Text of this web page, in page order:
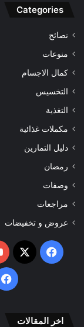
Categories
نصائح
منوعات
كمال الاجسام
التخسيس
التغذية
مكملات غذائية
دليل التمارين
رمضان
وصفات
مراجعات
عروض و تخفيضات
فيسبوك
‫X
اخر المقالات